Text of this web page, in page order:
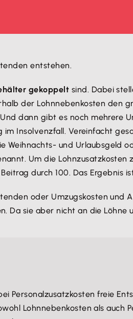
entstehen.
gekoppelt sind. Dabei
der Lohnnebenkosten den
dann gibt es noch mehrere
Insolvenzfall. Vereinfacht
und Urlaubsgeld
Um die Lohnzusatzkosten
durch 100. Das Ergebnis
oder Umzugskosten und
Da sie aber nicht an die Löhne
freie
Lohnnebenkosten als auch